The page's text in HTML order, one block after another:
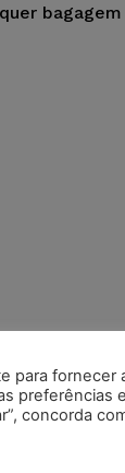
bagagem
para fornecer
preferências
concorda